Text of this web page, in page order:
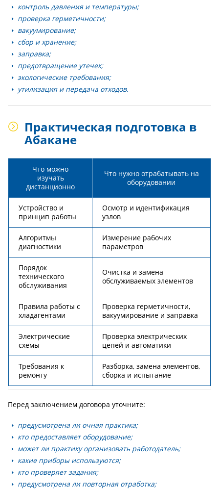
контроль давления и температуры;
проверка герметичности;
вакуумирование;
сбор и хранение;
заправка;
предотвращение утечек;
экологические требования;
утилизация и передача отходов.
Практическая подготовка в
Абакане
Что можно
изучать
дистанционно
Что нужно отрабатывать на
оборудовании
Устройство и
принцип работы
Осмотр и идентификация
узлов
Алгоритмы
диагностики
Измерение рабочих
параметров
Порядок
технического
обслуживания
Очистка и замена
обслуживаемых элементов
Правила работы с
хладагентами
Проверка герметичности,
вакуумирование и заправка
Электрические
схемы
Проверка электрических
цепей и автоматики
Требования к
ремонту
Разборка, замена элементов,
сборка и испытание
Перед заключением договора уточните:
предусмотрена ли очная практика;
кто предоставляет оборудование;
может ли практику организовать работодатель;
какие приборы используются;
кто проверяет задания;
предусмотрена ли повторная отработка;